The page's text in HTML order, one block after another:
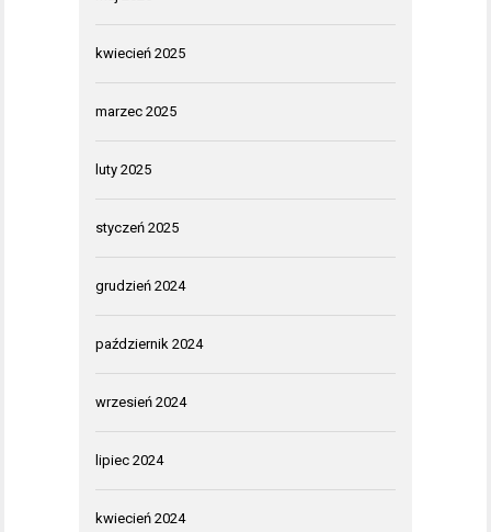
kwiecień 2025
marzec 2025
luty 2025
styczeń 2025
grudzień 2024
październik 2024
wrzesień 2024
lipiec 2024
kwiecień 2024